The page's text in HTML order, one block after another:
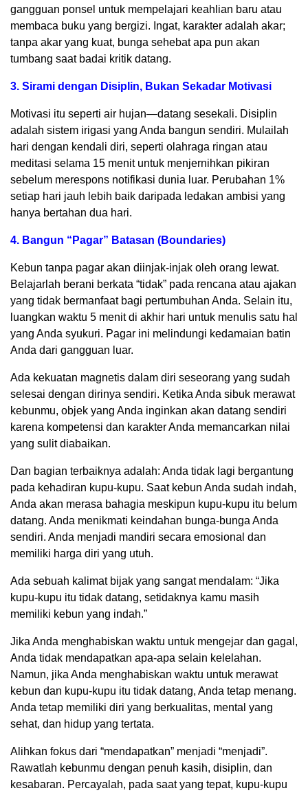
gangguan ponsel untuk mempelajari keahlian baru atau
membaca buku yang bergizi. Ingat, karakter adalah akar;
tanpa akar yang kuat, bunga sehebat apa pun akan
tumbang saat badai kritik datang.
3. Sirami dengan Disiplin, Bukan Sekadar Motivasi
Motivasi itu seperti air hujan—datang sesekali. Disiplin
adalah sistem irigasi yang Anda bangun sendiri. Mulailah
hari dengan kendali diri, seperti olahraga ringan atau
meditasi selama 15 menit untuk menjernihkan pikiran
sebelum merespons notifikasi dunia luar. Perubahan 1%
setiap hari jauh lebih baik daripada ledakan ambisi yang
hanya bertahan dua hari.
4. Bangun “Pagar” Batasan (Boundaries)
Kebun tanpa pagar akan diinjak-injak oleh orang lewat.
Belajarlah berani berkata “tidak” pada rencana atau ajakan
yang tidak bermanfaat bagi pertumbuhan Anda. Selain itu,
luangkan waktu 5 menit di akhir hari untuk menulis satu hal
yang Anda syukuri. Pagar ini melindungi kedamaian batin
Anda dari gangguan luar.
Ada kekuatan magnetis dalam diri seseorang yang sudah
selesai dengan dirinya sendiri. Ketika Anda sibuk merawat
kebunmu, objek yang Anda inginkan akan datang sendiri
karena kompetensi dan karakter Anda memancarkan nilai
yang sulit diabaikan.
Dan bagian terbaiknya adalah: Anda tidak lagi bergantung
pada kehadiran kupu-kupu. Saat kebun Anda sudah indah,
Anda akan merasa bahagia meskipun kupu-kupu itu belum
datang. Anda menikmati keindahan bunga-bunga Anda
sendiri. Anda menjadi mandiri secara emosional dan
memiliki harga diri yang utuh.
Ada sebuah kalimat bijak yang sangat mendalam: “Jika
kupu-kupu itu tidak datang, setidaknya kamu masih
memiliki kebun yang indah.”
Jika Anda menghabiskan waktu untuk mengejar dan gagal,
Anda tidak mendapatkan apa-apa selain kelelahan.
Namun, jika Anda menghabiskan waktu untuk merawat
kebun dan kupu-kupu itu tidak datang, Anda tetap menang.
Anda tetap memiliki diri yang berkualitas, mental yang
sehat, dan hidup yang tertata.
Alihkan fokus dari “mendapatkan” menjadi “menjadi”.
Rawatlah kebunmu dengan penuh kasih, disiplin, dan
kesabaran. Percayalah, pada saat yang tepat, kupu-kupu